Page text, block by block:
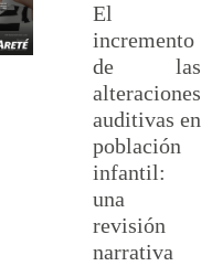
El
incremento
de las
alteraciones
auditivas en
población
infantil:
una
revisión
narrativa